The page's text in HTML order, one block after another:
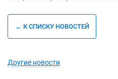
← К СПИСКУ НОВОСТЕЙ
Другие новости